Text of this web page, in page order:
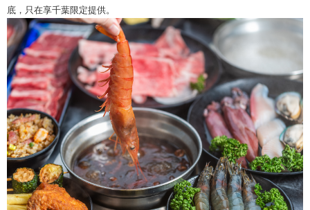
底，只在享千葉限定提供。